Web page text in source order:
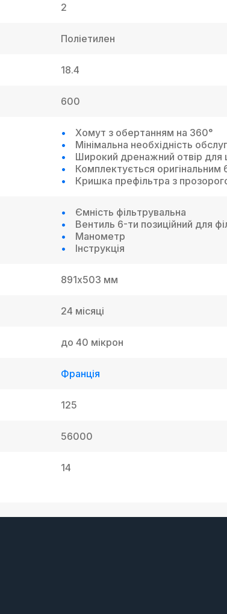
2
Поліетилен
18.4
600
Хомут з обертанням на 360°
Мінімальна необхідність
Широкий дренажний отвір
Комплектується оригінальним
Кришка префільтра з
Ємність фільтрувальна
Вентиль 6-ти позиційний для
Манометр
Інструкція
891х503 мм
24 місяці
до 40 мікрон
Франція
125
56000
14